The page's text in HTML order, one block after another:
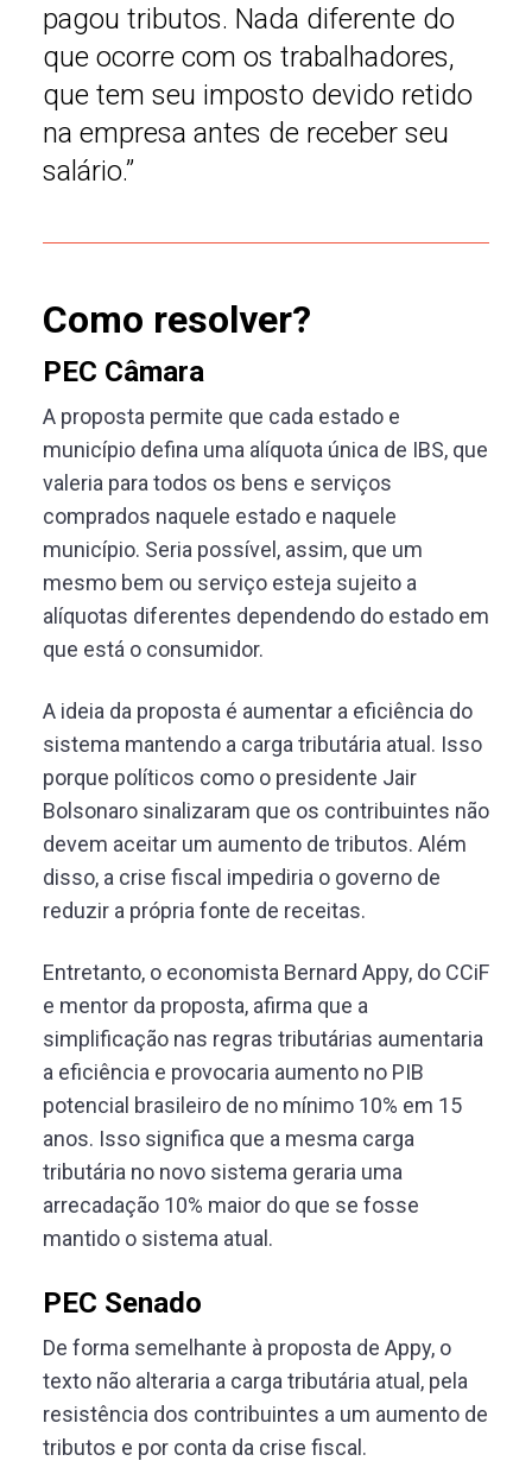
pagou tributos. Nada diferente do
que ocorre com os trabalhadores,
que tem seu imposto devido retido
na empresa antes de receber seu
salário.”
Como resolver?
PEC Câmara
A proposta permite que cada estado e
município defina uma alíquota única de IBS, que
valeria para todos os bens e serviços
comprados naquele estado e naquele
município. Seria possível, assim, que um
mesmo bem ou serviço esteja sujeito a
alíquotas diferentes dependendo do estado em
que está o consumidor.
A ideia da proposta é aumentar a eficiência do
sistema mantendo a carga tributária atual. Isso
porque políticos como o presidente Jair
Bolsonaro sinalizaram que os contribuintes não
devem aceitar um aumento de tributos. Além
disso, a crise fiscal impediria o governo de
reduzir a própria fonte de receitas.
Entretanto, o economista Bernard Appy, do CCiF
e mentor da proposta, afirma que a
simplificação nas regras tributárias aumentaria
a eficiência e provocaria aumento no PIB
potencial brasileiro de no mínimo 10% em 15
anos. Isso significa que a mesma carga
tributária no novo sistema geraria uma
arrecadação 10% maior do que se fosse
mantido o sistema atual.
PEC Senado
De forma semelhante à proposta de Appy, o
texto não alteraria a carga tributária atual, pela
resistência dos contribuintes a um aumento de
tributos e por conta da crise fiscal.